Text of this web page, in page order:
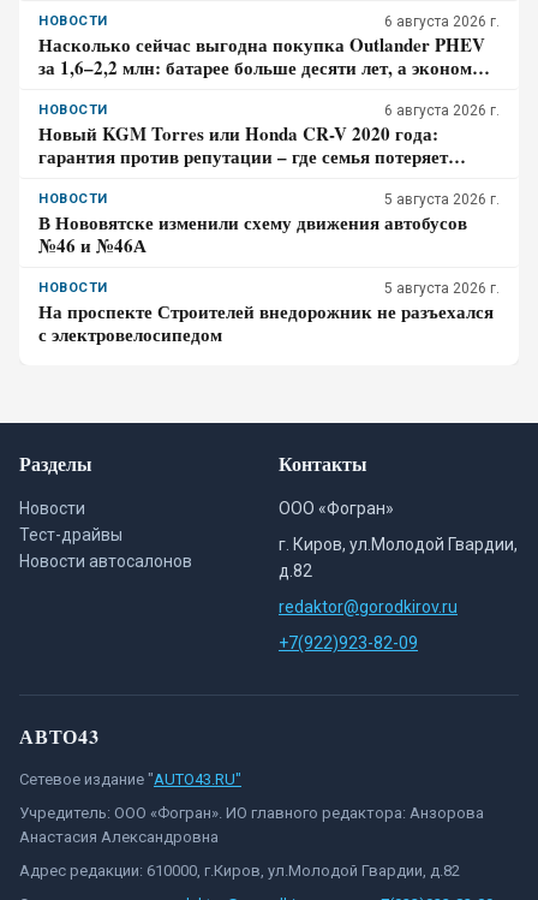
НОВОСТИ 6 августа 2026 г.
Насколько сейчас выгодна покупка Outlander PHEV
за 1,6–2,2 млн: батарее больше десяти лет, а экономия
НОВОСТИ 6 августа 2026 г.
Новый KGM Torres или Honda CR-V 2020 года:
гарантия против репутации – где семья потеряет
НОВОСТИ 5 августа 2026 г.
В Нововятске изменили схему движения автобусов
№46 и №46А
НОВОСТИ 5 августа 2026 г.
На проспекте Строителей внедорожник не разъехался
с электровелосипедом
Разделы
Новости
Тест-драйвы
Новости автосалонов
Контакты
ООО «Фогран»
г. Киров, ул.Молодой Гвардии,
д.82
redaktor@gorodkirov.ru
+7(922)923-82-09
АВТО43
Сетевое издание "AUTO43.RU"
Учредитель: ООО «Фогран». ИО главного редактора: Анзорова
Анастасия Александровна
Адрес редакции: 610000, г.Киров, ул.Молодой Гвардии, д.82